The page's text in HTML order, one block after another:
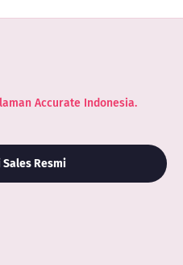
Accurate Indonesia.
Resmi